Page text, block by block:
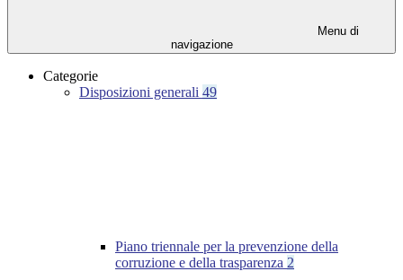
Menu di
navigazione
Categorie
Disposizioni generali 49
Piano triennale per la prevenzione della
corruzione e della trasparenza 2